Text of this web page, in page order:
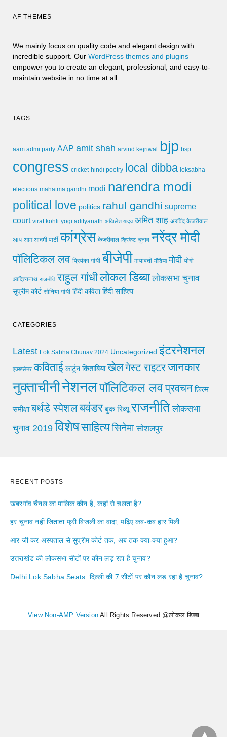
AF THEMES
We mainly focus on quality code and elegant design with
incredible support. Our WordPress themes and plugins
empower you to create an elegant, professional, and easy-to-
maintain website in no time at all.
TAGS
aam admi party AAP amit shah arvind kejriwal bjp bsp
congress cricket hindi poetry local dibba loksabha
elections mahatma gandhi modi narendra modi
political love politics rahul gandhi supreme
court virat kohli yogi adityanath अखिलेश यादव अमित शाह अरविंद केजरीवाल
आप आम आदमी पार्टी कांग्रेस केजरीवाल क्रिकेट चुनाव नरेंद्र मोदी
पॉलिटिकल लव प्रियंका गांधी बीजेपी मायावती मीडिया मोदी योगी
आदित्यनाथ राजनीति राहुल गांधीलोकल डिब्बा लोकसभा चुनाव
सुप्रीम कोर्ट सोनिया गांधी हिंदी कविता हिंदी साहित्य
CATEGORIES
Latest Lok Sabha Chunav 2024 Uncategorized इंटरनेशनल
एक्सप्लेनर कविताई कार्टून किताबिया खेलगेस्ट राइटरजानकार
नुक्ताचीनीनेशनलपॉलिटिकल लवप्रवचन फ़िल्म
समीक्षा बर्थडे स्पेशलबवंडर बुक रिव्यू राजनीति लोकसभा
चुनाव 2019 विशेषसाहित्यसिनेमा सोशलपुर
RECENT POSTS
खबरगांव चैनल का मालिक कौन है, कहां से चलता है?
हर चुनाव नहीं जिताता फ्री बिजली का वादा, पढ़िए कब-कब हार मिली
आर जी कर अस्पताल से सुप्रीम कोर्ट तक, अब तक क्या-क्या हुआ?
उत्तराखंड की लोकसभा सीटों पर कौन लड़ रहा है चुनाव?
Delhi Lok Sabha Seats: दिल्ली की 7 सीटों पर कौन लड़ रहा है चुनाव?
View Non-AMP Version All Rights Reserved @लोकल डिब्बा